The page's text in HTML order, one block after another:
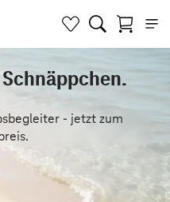
- jetzt zum